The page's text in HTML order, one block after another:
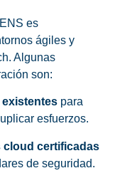
es
ágiles y
Algunas
son:
para
esfuerzos.
cloud certificadas
de seguridad.